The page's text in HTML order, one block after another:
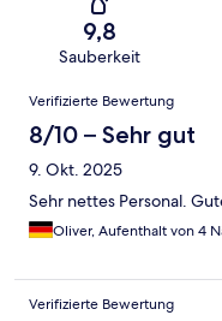
9,8
Sauberkeit
Bewertungen
Verifizierte Bewertung
8/10 – Sehr gut
9. Okt. 2025
Sehr nettes Personal.
Oliver, Aufenthalt von 4
Verifizierte Bewertung